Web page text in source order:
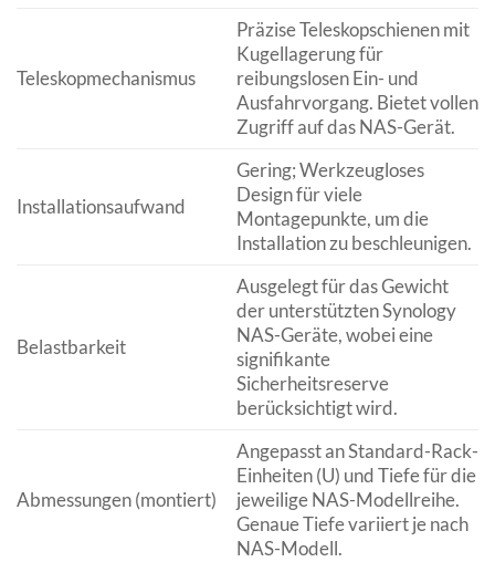
Teleskopmechanismus
Präzise Teleskopschienen mit
Kugellagerung für
reibungslosen Ein- und
Ausfahrvorgang. Bietet vollen
Zugriff auf das NAS-Gerät.
Installationsaufwand
Gering; Werkzeugloses
Design für viele
Montagepunkte, um die
Installation zu beschleunigen.
Belastbarkeit
Ausgelegt für das Gewicht
der unterstützten Synology
NAS-Geräte, wobei eine
signifikante
Sicherheitsreserve
berücksichtigt wird.
Abmessungen (montiert)
Angepasst an Standard-Rack-
Einheiten (U) und Tiefe für die
jeweilige NAS-Modellreihe.
Genaue Tiefe variiert je nach
NAS-Modell.